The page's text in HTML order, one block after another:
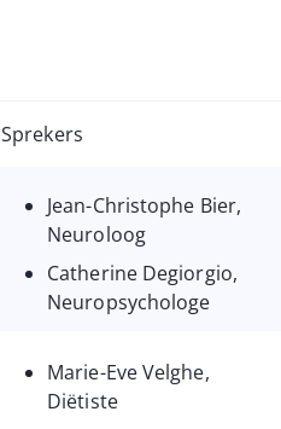
Sprekers
Jean-Christophe Bier,
Neuroloog
Catherine Degiorgio,
Neuropsychologe
Marie-Eve Velghe,
Diëtiste